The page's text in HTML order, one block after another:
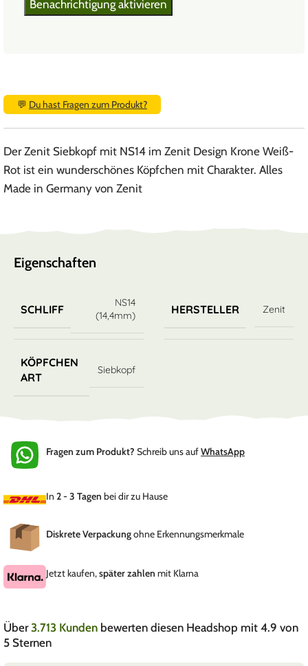
💬 Du hast Fragen zum Produkt?
Der Zenit Siebkopf mit NS14 im Zenit Design Krone Weiß-
Rot ist ein wunderschönes Köpfchen mit Charakter. Alles
Made in Germany von Zenit
Eigenschaften
SCHLIFF
NS14
(14,4mm)
HERSTELLER Zenit
KÖPFCHEN
ART
Siebkopf
Fragen zum Produkt? Schreib uns aufWhatsApp
In 2 - 3 Tagen bei dir zu Hause
Diskrete Verpackungohne Erkennungsmerkmale
Jetzt kaufen,später zahlen mit Klarna
Über3.713 Kunden bewerten diesen Headshop mit 4.9 von
5 Sternen